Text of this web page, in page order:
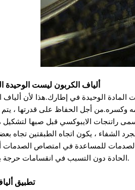
ألياف الكربون ليست الوحيدة
الوحيدة في إطارك.هذا لأن ألياف
أجل الحفاظ على قدرتها ، يتم
الشفاء ، يكون اتجاه الطبقتين تجاه
الصدمات للمساعدة في امتصاص الصدمات
الحادة دون التسبب في انقسامات حرجة بين الألياف.
تطبيق